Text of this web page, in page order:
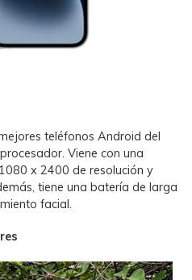
teléfonos Android del
Viene con una
x 2400 de resolución y
tiene una batería de larga
facial.